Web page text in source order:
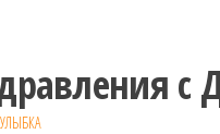
с
УЛЫБКА